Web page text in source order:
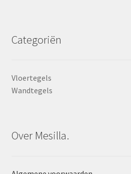
Categoriën
Vloertegels
Wandtegels
Over Mesilla.